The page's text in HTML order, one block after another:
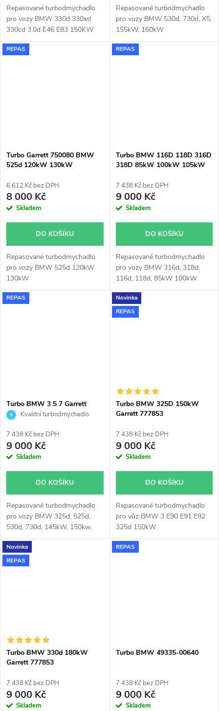
Repasované turbodmychadlo
pro vozy BMW 330d 330xd
330cd 3.0d E46 E83 150KW
Garrett 728989
Repasované turbodmychadlo
pro vozy BMW 530d, 730d, X5,
155kW, 160kW
REPAS
Turbo Garrett 750080 BMW
525d 120kW 130kW
6 612 Kč bez DPH
8 000 Kč
Skladem
DO KOŠÍKU
Repasované turbodmychadlo
pro vozy BMW 525d 120kW
130kW
REPAS
Turbo BMW 116D 118D 316D
318D 85kW 100kW 105kW
7 438 Kč bez DPH
9 000 Kč
Skladem
DO KOŠÍKU
Repasované turbodmychadlo
pro vozy BMW 316d, 318d,
116d, 118d, 85kW 100kW
105kW Garrett 767378
REPAS
Turbo BMW 3 5 7 Garrett
758351Kvalitní turbodmychadlo
7 438 Kč bez DPH
9 000 Kč
Skladem
DO KOŠÍKU
Repasované turbodmychadlo
pro vozy BMW 325d, 525d,
530d, 730d, 145kW, 150kw,
155kW, 170kW, 173kW
Novinka
REPAS
Turbo BMW 325D 150kW
Garrett 777853
7 438 Kč bez DPH
9 000 Kč
Skladem
DO KOŠÍKU
Repasované turbodmychadlo
pro vůz BMW 3 E90 E91 E92
325d 150kW.
Novinka
REPAS
Turbo BMW 330d 180kW
Garrett 777853
7 438 Kč bez DPH
9 000 Kč
Skladem
REPAS
Turbo BMW 49335-00640
7 438 Kč bez DPH
9 000 Kč
Skladem